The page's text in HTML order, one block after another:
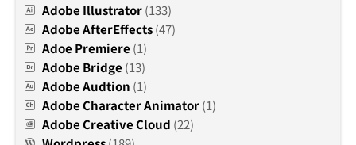
Adobe Illustrator(133)
Adobe AfterEffects(47)
Adoe Premiere (1)
Adobe Bridge (13)
Adobe Audtion (1)
Adobe Character Animator(1)
Adobe Creative Cloud (22)